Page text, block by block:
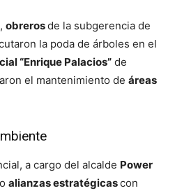
obrerosde la subgerencia de
la poda de árboles en el
“Enrique Palacios” de
el mantenimiento de áreas
a cargo del alcalde Power
alianzas estratégicascon